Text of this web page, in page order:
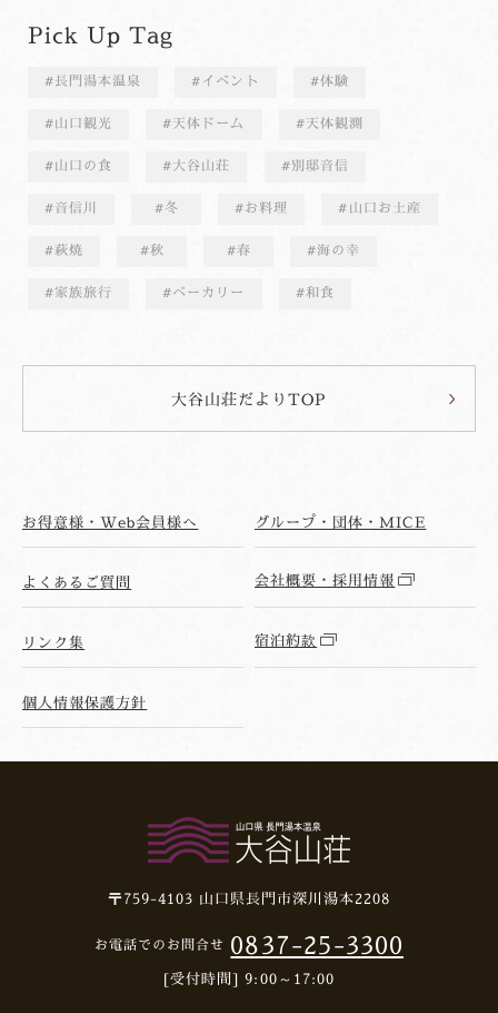
Pick Up Tag
長門湯本温泉 イベント 体験
山口観光 天体ドーム 天体観測
山口の食 大谷山荘 別邸音信
音信川 冬 お料理 山口お土産
萩焼 秋 春 海の幸
家族旅行 ベーカリー 和食
大谷山荘だよりTOP
お得意様・Web会員様へ グループ・団体・MICE
よくあるご質問 会社概要・採用情報
リンク集 宿泊約款
個人情報保護方針
〒759-4103 山口県長門市深川湯本2208
お電話でのお問合せ 0837-25-3300
[受付時間] 9:00～17:00